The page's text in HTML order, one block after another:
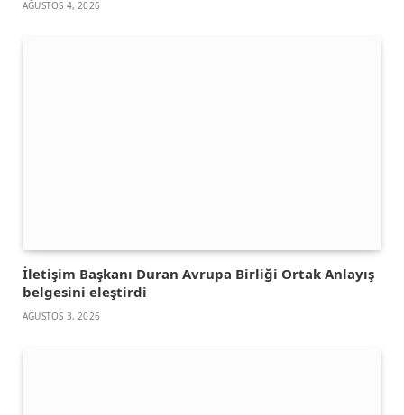
AĞUSTOS 4, 2026
İletişim Başkanı Duran Avrupa Birliği Ortak Anlayış
belgesini eleştirdi
AĞUSTOS 3, 2026